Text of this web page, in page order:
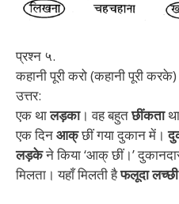
प्रश्न ५.
कहानी पूरी करो (कहानी पूरी करके)
उत्तर:
एक थालड़का। वह बहुतछींकता
एक दिनआक्छीं गया दुकान में।
लड़केने किया ‘आक् छीं।’
मिलता। यहाँ मिलती हैफलूदा लच्छी